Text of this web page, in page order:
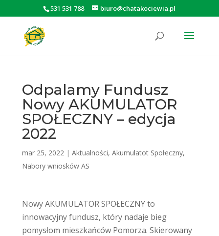
Otwórz pasek narzędzi
531 531 788 biuro@chatakociewia.pl
Odpalamy Fundusz
Nowy AKUMULATOR
SPOŁECZNY – edycja
2022
mar 25, 2022| Aktualności, Akumulatot Społeczny,
Nabory wniosków AS
Nowy AKUMULATOR SPOŁECZNY to
innowacyjny fundusz, który nadaje bieg
pomysłom mieszkańców Pomorza. Skierowany